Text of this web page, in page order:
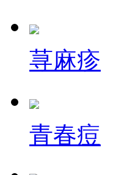
荨麻疹
青春痘